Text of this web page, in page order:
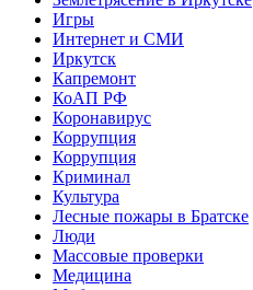
Игры
Интернет и СМИ
Иркутск
Капремонт
КоАП РФ
Коронавирус
Коррупция
Коррупция
Криминал
Культура
Лесные пожары в Братске
Люди
Массовые проверки
Медицина